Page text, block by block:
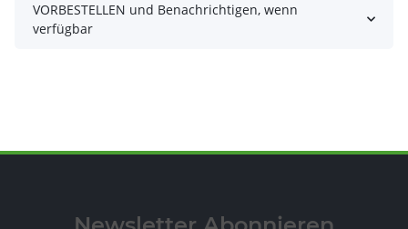
VORBESTELLEN und Benachrichtigen, wenn
verfügbar